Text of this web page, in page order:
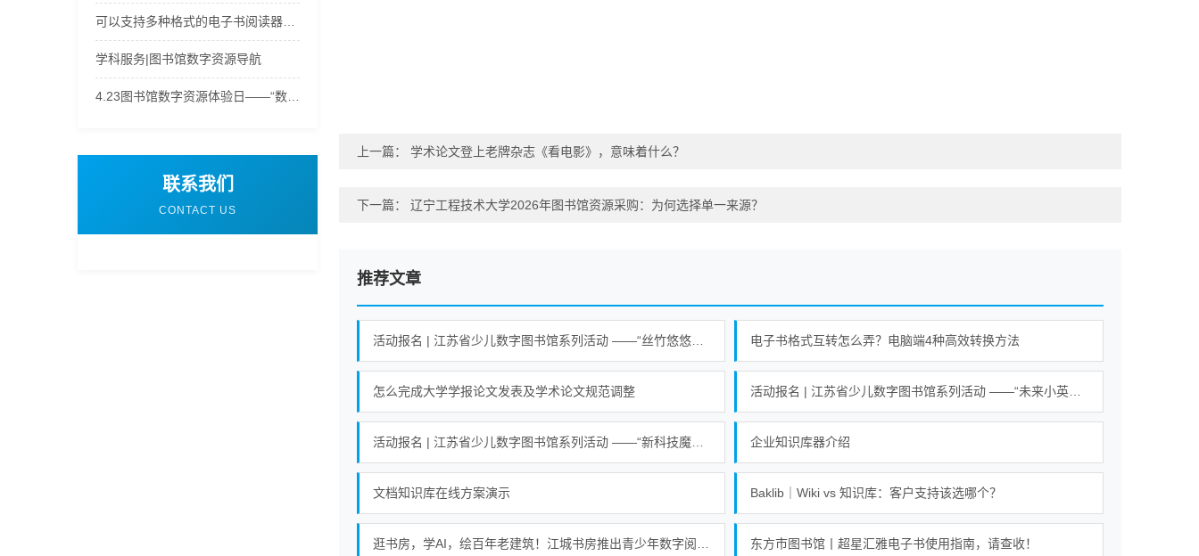
学科服务|图书馆数字资源导航
联系我们
CONTACT US
上一篇： 学术论文登上老牌杂志《看电影》，意味着什么？
下一篇： 辽宁工程技术大学2026年图书馆资源采购：为何选择单一来源？
推荐文章
活动报名 | 江苏省少儿数字图书馆系列活动 ——“丝竹悠悠乐江南”活动 电子书格式互转怎么弄？电脑端4种高效转换方法
怎么完成大学学报论文发表及学术论文规范调整
活动报名 | 江苏省少儿数字图书馆系列活动 ——“新科技魔力探索营”活动 企业知识库器介绍
文档知识库在线方案演示 Baklib｜Wiki vs 知识库：客户支持该选哪个？
东方市图书馆丨超星汇雅电子书使用指南，请查收！